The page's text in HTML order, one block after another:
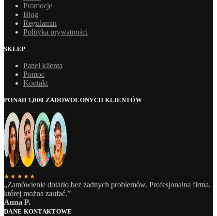
Promocje
Blog
Regulamin
Polityka prywatności
SKLEP
Panel klienta
Pomoc
Kontakt
PONAD 1,000 ZADOWOLONYCH KLIENTÓW
★★★★★
„Zamówienie dotarło bez żadnych problemów. Profesjonalna firma,
której można zaufać.”
Anna P.
DANE KONTAKTOWE